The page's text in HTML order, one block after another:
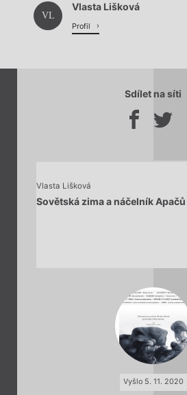
VL
Vlasta Lišková
Profil
Sdílet na síti
Vlasta Lišková
Sovětská zima a náčelník Apačů
Vyšlo 5. 11. 2020